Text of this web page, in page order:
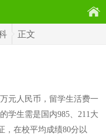
正文
元人民币，留学生活费一
学生需是国内985、211大
，在校平均成绩80分以